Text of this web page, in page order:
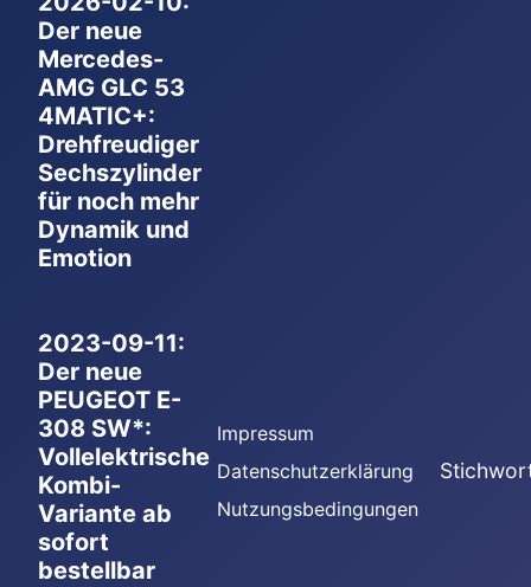
Der neue
Mercedes-
AMG GLC 53
4MATIC+:
Drehfreudiger
Sechszylinder
für noch mehr
Dynamik und
Emotion
2023-09-11:
Der neue
PEUGEOT E-
308 SW*:
Vollelektrische
Kombi-
Variante ab
sofort
bestellbar
Impressum
Datenschutzerklärung
Nutzungsbedingungen